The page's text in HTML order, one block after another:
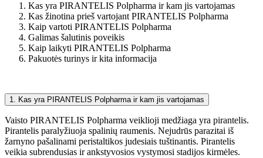
Kas yra PIRANTELIS Polpharma ir kam jis vartojamas
Kas žinotina prieš vartojant PIRANTELIS Polpharma
Kaip vartoti PIRANTELIS Polpharma
Galimas šalutinis poveikis
Kaip laikyti PIRANTELIS Polpharma
Pakuotės turinys ir kita informacija
1. Kas yra PIRANTELIS Polpharma ir kam jis vartojamas
Vaisto PIRANTELIS Polpharma veiklioji medžiaga yra pirantelis.
Pirantelis paralyžiuoja spalinių raumenis. Nejudrūs parazitai iš
žarnyno pašalinami peristaltikos judesiais tuštinantis. Pirantelis
veikia subrendusias ir ankstyvosios vystymosi stadijos kirmėles.